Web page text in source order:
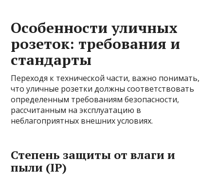
Особенности уличных
розеток: требования и
стандарты
Переходя к технической части, важно понимать,
что уличные розетки должны соответствовать
определенным требованиям безопасности,
рассчитанным на эксплуатацию в
неблагоприятных внешних условиях.
Степень защиты от влаги и
пыли (IP)